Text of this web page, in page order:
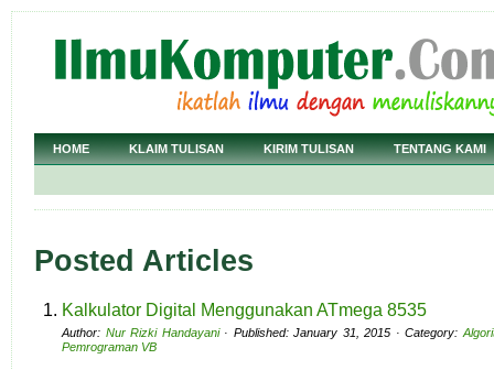
HOME KLAIM TULISAN KIRIM TULISAN TENTANG KAMI
Posted Articles
Kalkulator Digital Menggunakan ATmega 8535
Author: Nur Rizki Handayani· Published: January 31, 2015 · Category:
Pemrograman VB